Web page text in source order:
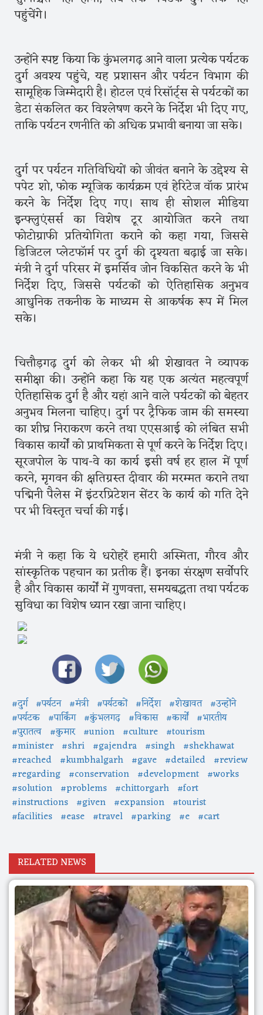
पहुंचेंगे।
उन्होंने स्पष्ट किया कि कुंभलगढ़ आने वाला प्रत्येक पर्यटक
दुर्ग अवश्य पहुंचे, यह प्रशासन और पर्यटन विभाग की
सामूहिक जिम्मेदारी है। होटल एवं रिसॉर्ट्स से पर्यटकों का
डेटा संकलित कर विश्लेषण करने के निर्देश भी दिए गए,
ताकि पर्यटन रणनीति को अधिक प्रभावी बनाया जा सके।
दुर्ग पर पर्यटन गतिविधियों को जीवंत बनाने के उद्देश्य से
पपेट शो, फोक म्यूजिक कार्यक्रम एवं हेरिटेज वॉक प्रारंभ
करने के निर्देश दिए गए। साथ ही सोशल मीडिया
इन्फ्लुएंसर्स का विशेष टूर आयोजित करने तथा
फोटोग्राफी प्रतियोगिता कराने को कहा गया, जिससे
डिजिटल प्लेटफॉर्म पर दुर्ग की दृश्यता बढ़ाई जा सके।
मंत्री ने दुर्ग परिसर में इमर्सिव जोन विकसित करने के भी
निर्देश दिए, जिससे पर्यटकों को ऐतिहासिक अनुभव
आधुनिक तकनीक के माध्यम से आकर्षक रूप में मिल
सके।
चित्तौड़गढ़ दुर्ग को लेकर भी श्री शेखावत ने व्यापक
समीक्षा की। उन्होंने कहा कि यह एक अत्यंत महत्वपूर्ण
ऐतिहासिक दुर्ग है और यहां आने वाले पर्यटकों को बेहतर
अनुभव मिलना चाहिए। दुर्ग पर ट्रैफिक जाम की समस्या
का शीघ्र निराकरण करने तथा एएसआई को लंबित सभी
विकास कार्यों को प्राथमिकता से पूर्ण करने के निर्देश दिए।
सूरजपोल के पाथ-वे का कार्य इसी वर्ष हर हाल में पूर्ण
करने, मृगवन की क्षतिग्रस्त दीवार की मरम्मत कराने तथा
पद्मिनी पैलेस में इंटरप्रिटेशन सेंटर के कार्य को गति देने
पर भी विस्तृत चर्चा की गई।
मंत्री ने कहा कि ये धरोहरें हमारी अस्मिता, गौरव और
सांस्कृतिक पहचान का प्रतीक हैं। इनका संरक्षण सर्वोपरि
है और विकास कार्यों में गुणवत्ता, समयबद्धता तथा पर्यटक
सुविधा का विशेष ध्यान रखा जाना चाहिए।
#दुर्ग #पर्यटन #मंत्री #पर्यटकों #निर्देश #शेखावत #उन्होंने
#पर्यटक #पार्किंग #कुंभलगढ़ #विकास #कार्यों #भारतीय
#पुरातत्व #कुमार #union #culture #tourism
#minister #shri #gajendra #singh #shekhawat
#reached #kumbhalgarh #gave #detailed #review
#regarding #conservation #development #works
#solution #problems #chittorgarh #fort
#instructions #given #expansion #tourist
#facilities #ease #travel #parking #e #cart
RELATED NEWS